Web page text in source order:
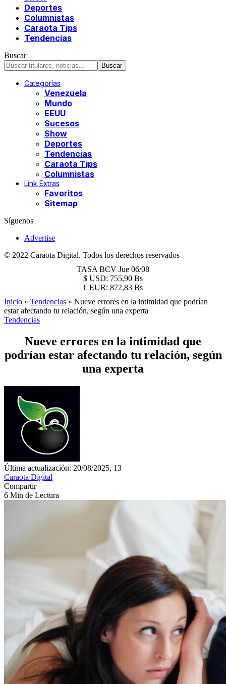
Deportes
Columnistas
Caraota Tips
Tendencias
Buscar
Categorías
Venezuela
Mundo
EEUU
Sucesos
Show
Deportes
Tendencias
Caraota Tips
Columnistas
Link Extras
Favoritos
Sitemap
Síguenos
Advertise
© 2022 Caraota Digital. Todos los derechos reservados
TASA BCV Jue 06/08
$ USD: 755,90 Bs
€ EUR: 872,83 Bs
Inicio » Tendencias » Nueve errores en la intimidad que podrían
estar afectando tu relación, según una experta
Tendencias
Nueve errores en la intimidad que
podrían estar afectando tu relación, según
una experta
Última actualización: 20/08/2025, 13
Caraota Digital
Compartir
6 Min de Lectura